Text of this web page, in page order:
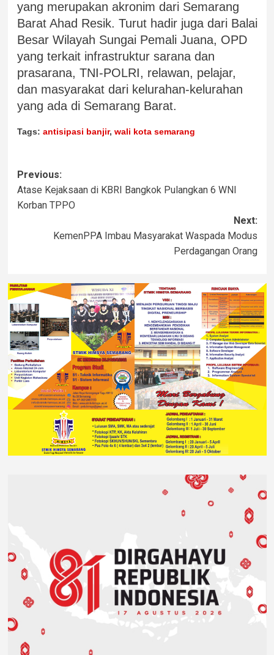
yang merupakan akronim dari Semarang
Barat Ahad Resik. Turut hadir juga dari Balai
Besar Wilayah Sungai Pemali Juana, OPD
yang terkait infrastruktur sarana dan
prasarana, TNI-POLRI, relawan, pelajar,
dan masyarakat dari kelurahan-kelurahan
yang ada di Semarang Barat.
Tags: antisipasi banjir, wali kota semarang
Previous:
Atase Kejaksaan di KBRI Bangkok Pulangkan 6 WNI
Korban TPPO
Next:
KemenPPA Imbau Masyarakat Waspada Modus
Perdagangan Orang